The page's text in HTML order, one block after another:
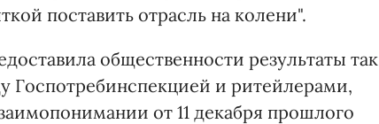
поставить отрасль на колени".
общественности результаты так
Госпотребинспекцией и ритейлерами,
от 11 декабря прошлого